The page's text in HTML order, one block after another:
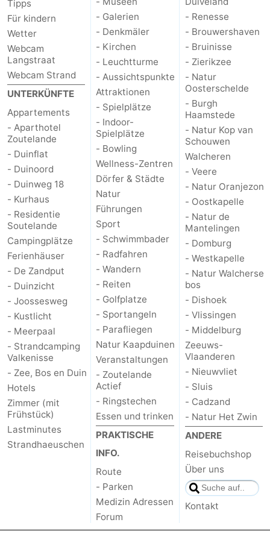
Oosterschelde
Burgh
Haamstede
-
Natur
Kop
Schouwen
Walcheren
-
Natur
Oranjezon
-
Oostkapelle
-
Natur
de
Mantelingen
-
Domburg
-
Westkapelle
-
Natur
Walcherse
bos
Dishoek
Vlissingen
-
Middelburg
Zeeuws-
Vlaanderen
-
Nieuwvliet
-
Sluis
-
Tipps
Für kindern
Wetter
Webcam
Langstraat
Webcam Strand
UNTERKÜNFTE
Appartements
- Aparthotel
Zoutelande
- Duinflat
- Duinoord
- Duinweg 18
- Kurhaus
- Residentie
Soutelande
Campingplätze
Ferienhäuser
- De Zandput
- Duinzicht
- Joossesweg
- Kustlicht
- Meerpaal
- Strandcamping
Valkenisse
- Zee, Bos en Duin
Hotels
Zimmer (mit
Frühstück)
Lastminutes
Strandhaeuschen
- Galerien
- Denkmäler
- Kirchen
- Leuchtturme
- Aussichtspunkte
Attraktionen
- Spielplätze
- Indoor-
Spielplätze
- Bowling
Wellness-Zentren
Dörfer & Städte
Natur
Führungen
Sport
- Schwimmbader
- Radfahren
- Wandern
- Reiten
- Golfplatze
- Sportangeln
- Parafliegen
Natur Kaapduinen
Veranstaltungen
- Zoutelande
Actief
- Ringstechen
Essen und trinken
PRAKTISCHE
INFO.
Route
- Parken
Medizin Adressen
Forum
- Renesse
- Brouwershaven
- Bruinisse
- Zierikzee
- Natur
Oosterschelde
- Burgh
Haamstede
- Natur Kop van
Schouwen
Walcheren
- Veere
- Natur Oranjezon
- Oostkapelle
- Natur de
Mantelingen
- Domburg
- Westkapelle
- Natur Walcherse
bos
- Dishoek
- Vlissingen
- Middelburg
Zeeuws-
Vlaanderen
- Nieuwvliet
- Sluis
- Cadzand
- Natur Het Zwin
ANDERE
Reisebuchshop
Über uns
Kontakt